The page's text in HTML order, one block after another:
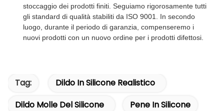
stoccaggio dei prodotti finiti. Seguiamo rigorosamente tutti
gli standard di qualità stabiliti da ISO 9001. In secondo
luogo, durante il periodo di garanzia, compenseremo i
nuovi prodotti con un nuovo ordine per i prodotti difettosi.
Tag:
Dildo In Silicone Realistico
Dildo Molle Del Silicone
Pene In Silicone